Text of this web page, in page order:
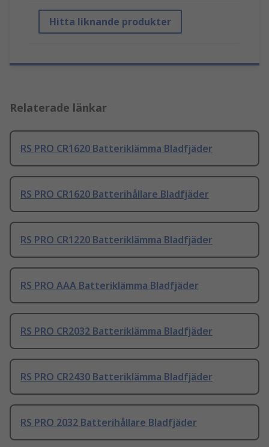
Hitta liknande produkter
Relaterade länkar
RS PRO CR1620 Batteriklämma Bladfjäder
RS PRO CR1620 Batterihållare Bladfjäder
RS PRO CR1220 Batteriklämma Bladfjäder
RS PRO AAA Batteriklämma Bladfjäder
RS PRO CR2032 Batteriklämma Bladfjäder
RS PRO CR2430 Batteriklämma Bladfjäder
RS PRO 2032 Batterihållare Bladfjäder